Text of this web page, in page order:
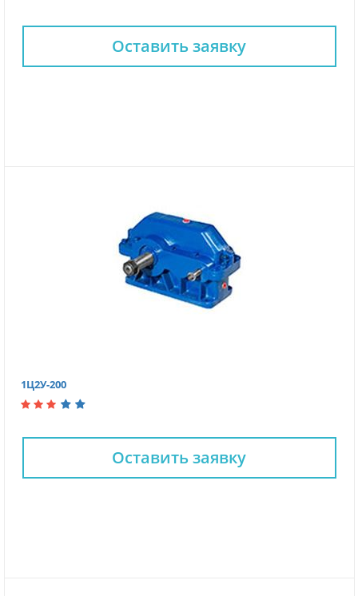
Оставить заявку
1Ц2У-200
Оставить заявку